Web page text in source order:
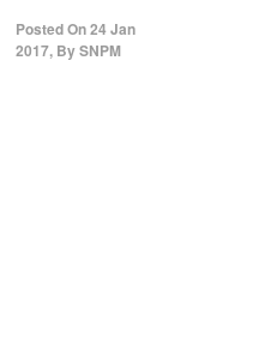
Posted On24 Jan
2017, BySNPM